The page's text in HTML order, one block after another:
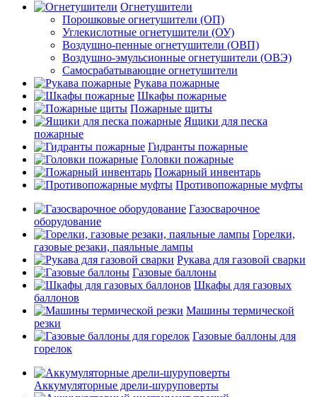
Огнетушители
Порошковые огнетушители (ОП)
Углекислотные огнетушители (ОУ)
Воздушно-пенные огнетушители (ОВП)
Воздушно-эмульсионные огнетушители (ОВЭ)
Самосрабатывающие огнетушители
Рукава пожарные
Шкафы пожарные
Пожарные щиты
Ящики для песка
пожарные
Гидранты пожарные
Головки пожарные
Пожарный инвентарь
Противопожарные муфты
Газосварочное
оборудование
Горелки,
газовые резаки, паяльные лампы
Рукава для газовой сварки
Газовые баллоны
Шкафы для газовых
баллонов
Машины термической
резки
Газовые баллоны для
горелок
Аккумуляторные дрели-шуруповерты